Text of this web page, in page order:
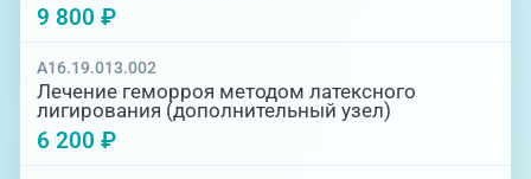
9 800 ₽
A16.19.013.002
Лечение геморроя методом латексного
лигирования (дополнительный узел)
6 200 ₽